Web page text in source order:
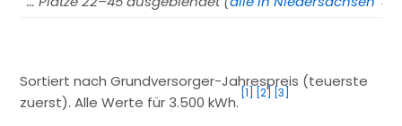
Sortiert nach Grundversorger-Jahrespreis (teuerste
zuerst). Alle Werte für 3.500 kWh.
[1] [2] [3]